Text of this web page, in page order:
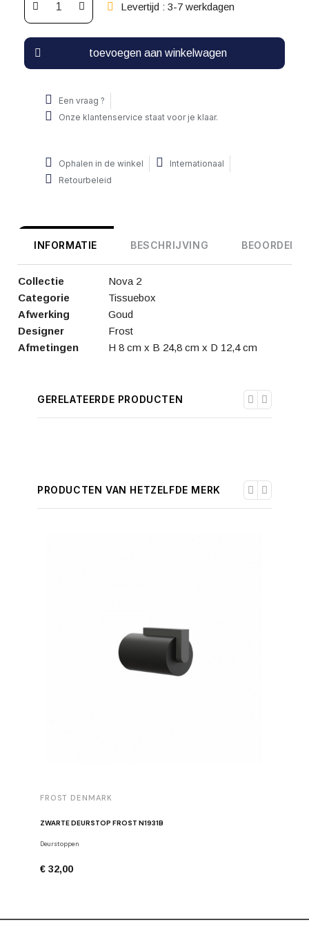
Levertijd : 3-7 werkdagen
toevoegen aan winkelwagen
Een vraag ?
Onze klantenservice staat voor je klaar.
Ophalen in de winkel
Internationaal
Retourbeleid
INFORMATIE BESCHRIJVING
Collectie
Nova 2
Categorie
Tissuebox
Afwerking
Goud
Designer
Frost
Afmetingen
H 8 cm x B 24,8 cm x D 12,4 cm
GERELATEERDE PRODUCTEN
PRODUCTEN VAN HETZELFDE MERK
FROST DENMARK
ZWARTE DEURSTOP FROST N1931B
Deurstoppen
€ 32,00